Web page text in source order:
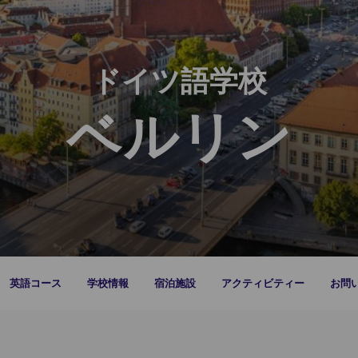
ドイツ語学校
ベルリン
英語コース 学校情報 宿泊施設 アクティビティー お問